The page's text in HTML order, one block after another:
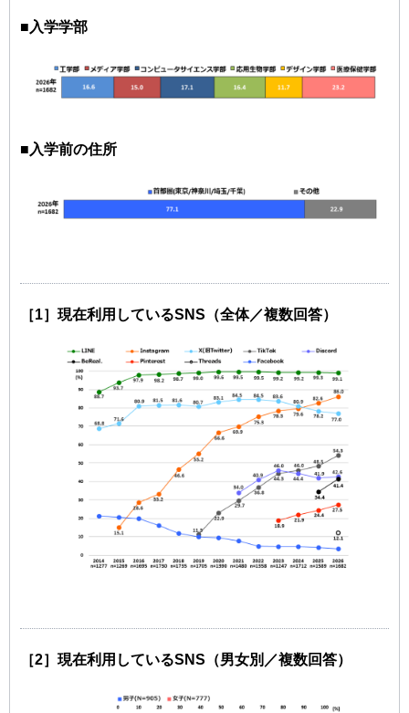
■入学学部
■入学前の住所
［1］現在利用しているSNS（全体／複数回答）
［2］現在利用しているSNS（男女別／複数回答）